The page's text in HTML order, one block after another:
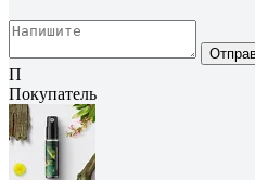
П
Покупатель